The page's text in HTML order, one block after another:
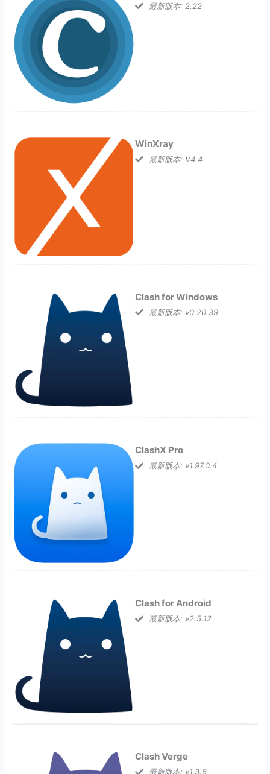
最新版本: 2.22
WinXray
最新版本: V4.4
Clash for Windows
最新版本: v0.20.39
ClashX Pro
最新版本: v1.97.0.4
Clash for Android
最新版本: v2.5.12
Clash Verge
最新版本: v1.3.8